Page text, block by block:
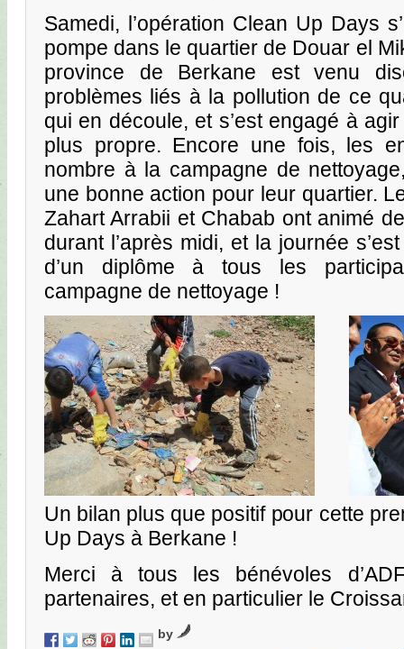
Samedi, l’opération Clean Up Days
pompe dans le quartier de Douar el
province de Berkane est venu
problèmes liés à la pollution de ce
qui en découle, et s’est engagé à
plus propre. Encore une fois, les
nombre à la campagne de
une bonne action pour leur quartier.
Zahart Arrabii et Chabab ont animé
durant l’après midi, et la journée
d’un diplôme à tous les
campagne de nettoyage !
Un bilan plus que positif pour cette
Up Days à Berkane !
Merci à tous les bénévoles
partenaires, et en particulier le
by